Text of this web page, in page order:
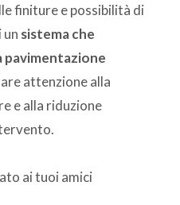
finiture e possibilità di
un sistema che
pavimentazione
attenzione alla
e alla riduzione
ai tuoi amici